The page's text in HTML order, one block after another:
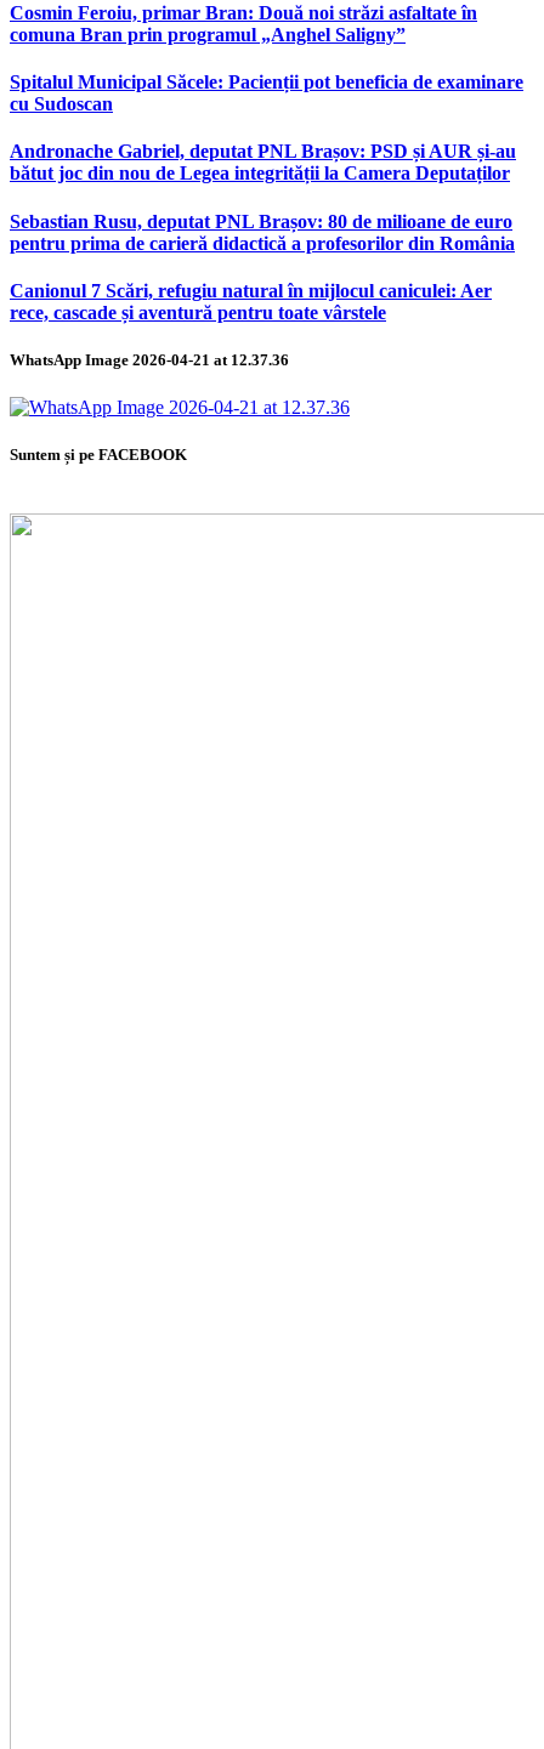
Cosmin Feroiu, primar Bran: Două noi străzi asfaltate în
comuna Bran prin programul „Anghel Saligny”
Spitalul Municipal Săcele: Pacienții pot beneficia de examinare
cu Sudoscan
Andronache Gabriel, deputat PNL Brașov: PSD și AUR și-au
bătut joc din nou de Legea integrității la Camera Deputaților
Sebastian Rusu, deputat PNL Brașov: 80 de milioane de euro
pentru prima de carieră didactică a profesorilor din România
Canionul 7 Scări, refugiu natural în mijlocul caniculei: Aer
rece, cascade și aventură pentru toate vârstele
WhatsApp Image 2026-04-21 at 12.37.36
Suntem și pe FACEBOOK